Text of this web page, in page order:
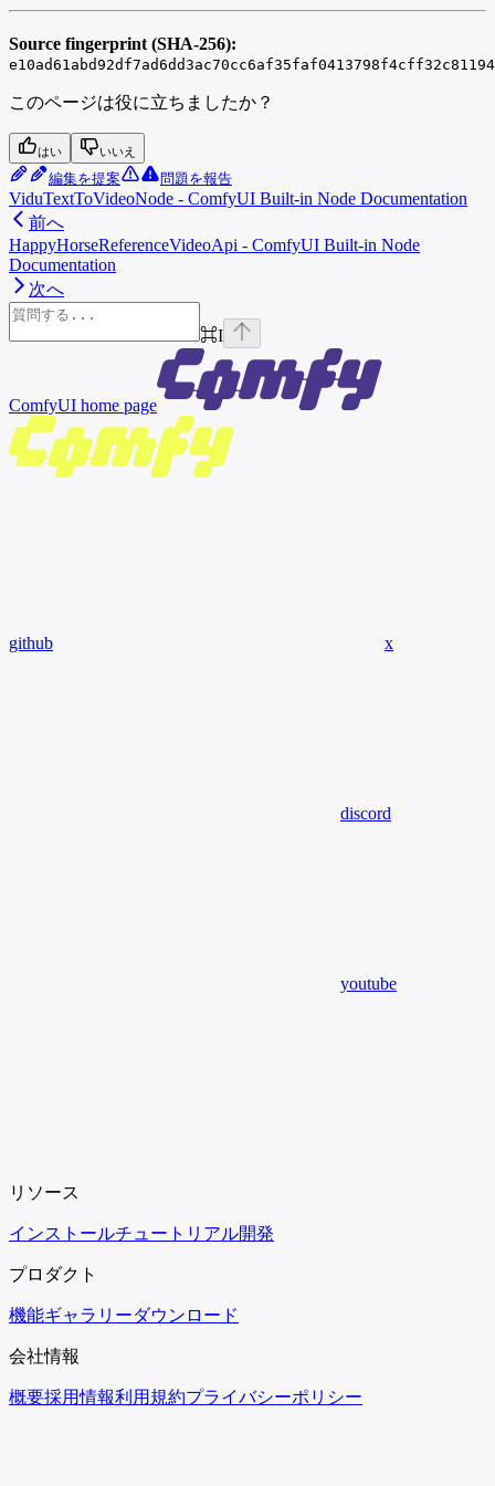
Source fingerprint (SHA-256):
このページは役に立ちましたか？
はい いいえ
編集を提案 問題を報告
ViduTextToVideoNode - ComfyUI Built-in Node Documentation
前へ
HappyHorseReferenceVideoApi - ComfyUI Built-in Node
Documentation
次へ
⌘I
ComfyUI home page
github x
discord
youtube
リソース
インストールチュートリアル開発
プロダクト
機能ギャラリーダウンロード
会社情報
概要採用情報利用規約プライバシーポリシー